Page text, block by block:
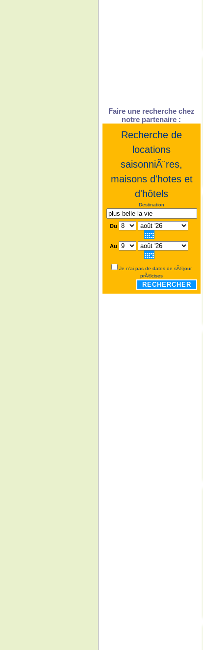
Faire une recherche chez
notre partenaire :
Recherche de
locations
saisonniÃ¨res,
maisons d'hotes et
d'hôtels
Destination
Du
Au
Je n'ai pas de dates de sÃ©jour
prÃ©cises
RECHERCHER